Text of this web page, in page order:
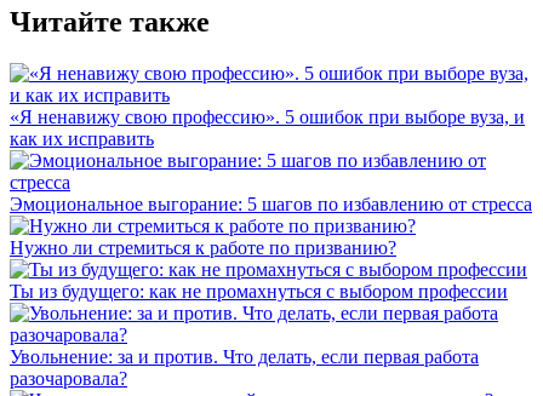
Читайте также
«Я ненавижу свою профессию». 5 ошибок при выборе вуза, и
как их исправить
Эмоциональное выгорание: 5 шагов по избавлению от стресса
Нужно ли стремиться к работе по призванию?
Ты из будущего: как не промахнуться с выбором профессии
Увольнение: за и против. Что делать, если первая работа
разочаровала?